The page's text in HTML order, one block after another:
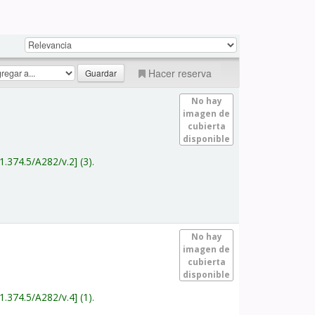
Hacer reserva
No hay
imagen de
cubierta
disponible
A282/v.2 (3).
No hay
imagen de
cubierta
disponible
A282/v.4 (1).